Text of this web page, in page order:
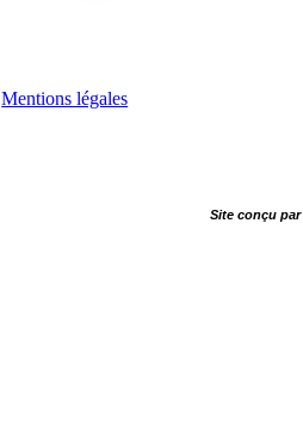
Mentions légales
Site conçu par